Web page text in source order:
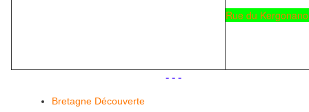
Rue du
- - -
Bretagne Découverte